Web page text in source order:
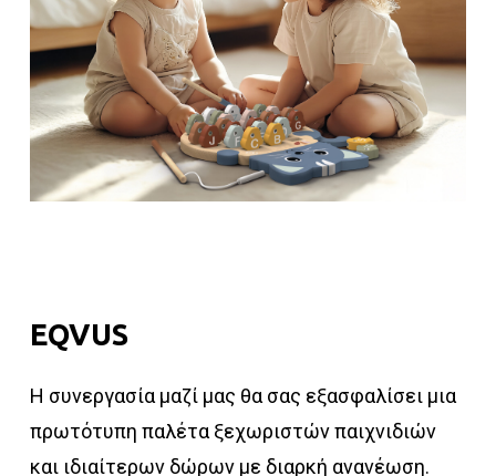
EQVUS
Η συνεργασία μαζί μας θα σας εξασφαλίσει μια
πρωτότυπη παλέτα ξεχωριστών παιχνιδιών
και ιδιαίτερων δώρων με διαρκή ανανέωση.